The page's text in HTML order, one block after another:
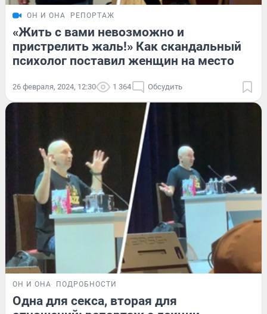
ОН И ОНА РЕПОРТАЖ
«Жить с вами невозможно и
пристрелить жаль!» Как скандальный
психолог поставил женщин на место
26 февраля, 2024, 12:30 1 364 Обсудить
ОН И ОНА ПОДРОБНОСТИ
Одна для секса, вторая для